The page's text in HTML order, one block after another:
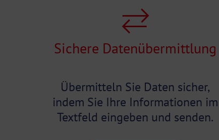
Sichere Datenübermittlung
Übermitteln Sie Daten sicher,
indem Sie Ihre Informationen im
Textfeld eingeben und senden.